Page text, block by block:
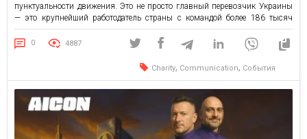
пунктуальности движения. Это не просто главный перевозчик Украины
— это крупнейший работодатель страны с командой более 186 тысяч
человек. Именно люди — в центре всей коммуникации главной
инфраструктурной компании Украины. И это подтверждают кейсы,
которые представил в UK comms club Александр Шевченко, […]
0 4887
Charity, Communication, События